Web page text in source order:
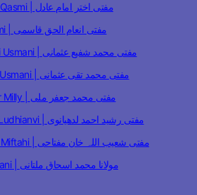
Mufti Akhtar Imam Adil Qasmi | مفتی اختر امام عادل
Mufti Inam ul Haq Qasmi | مفتی انعام الحق قاسمی
Mufti Muhammad Shafi Usmani | مفتی محمد شفیع عثمانی
Mufti Muhammad Taqi Usmani | مفتی محمد تقی عثمانی
Mufti Muhammad Jafar Milly | مفتی محمد جعفر ملی
Mufti Rasheed Ahmad Ludhianvi | مفتی رشید احمد لدھیانوی
Mufti Shoaibullah Khan Miftahi | مفتی شعیب اللہ خان مفتاحی
Muhammad Ishaq Multani | مولانا محمد اسحاق ملتانی